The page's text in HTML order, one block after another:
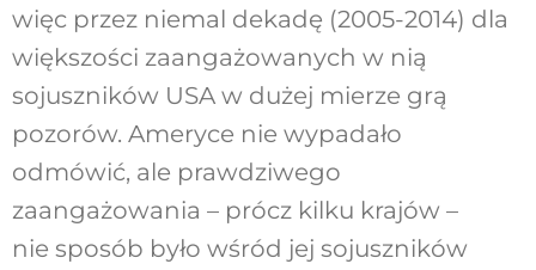
więc przez niemal dekadę (2005-2014) dla
większości zaangażowanych w nią
sojuszników USA w dużej mierze grą
pozorów. Ameryce nie wypadało
odmówić, ale prawdziwego
zaangażowania – prócz kilku krajów –
nie sposób było wśród jej sojuszników